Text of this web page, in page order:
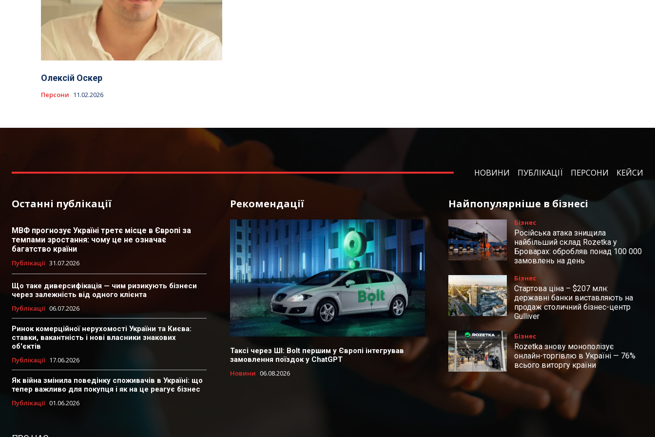
Олексій Оскер
Персони 11.02.2026
НОВИНИ ПУБЛІКАЦІЇ ПЕРСОНИ КЕЙСИ
Останні публікації
МВФ прогнозує Україні третє місце в Європі за
темпами зростання: чому це не означає
багатство країни
Публікації 31.07.2026
Що таке диверсифікація — чим ризикують бізнеси
через залежність від одного клієнта
Публікації 06.07.2026
Ринок комерційної нерухомості України та Києва:
ставки, вакантність і нові власники знакових
об'єктів
Публікації 17.06.2026
Як війна змінила поведінку споживачів в Україні: що
тепер важливо для покупця і як на це реагує бізнес
Публікації 01.06.2026
Рекомендації
Таксі через ШІ: Bolt першим у Європі інтегрував
замовлення поїздок у ChatGPT
Новини 06.08.2026
Найпопулярніше в бізнесі
Бізнес
Російська атака знищила
найбільший склад Rozetka у
Броварах: обробляв понад 100 000
замовлень на день
Бізнес
Стартова ціна – $207 млн:
державні банки виставляють на
продаж столичний бізнес-центр
Gulliver
Бізнес
Rozetka знову монополізує
онлайн-торгівлю в Україні — 76%
всього виторгу країни